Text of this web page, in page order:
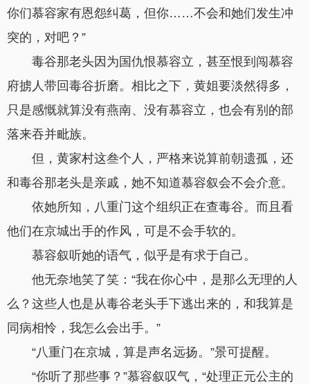
你们慕容家有恩怨纠葛，但你……不会和她们发生冲
突的，对吧？”
毒谷那老头因为国仇恨慕容立，甚至恨到闯慕容
府掳人带回毒谷折磨。相比之下，黄姐要淡然得多，
只是感慨就算没有燕南、没有慕容立，也会有别的部
落来吞并毗族。
但，黄家村这叁个人，严格来说算前朝遗孤，还
和毒谷那老头是亲戚，她不知道慕容叙会不会介意。
依她所知，八重门这个组织正在查毒谷。而且看
他们在京城出手的作风，可是不会手软的。
慕容叙听她的语气，似乎是有求于自己。
他无奈地笑了笑：“我在你心中，是那么无理的人
么？这些人也是从毒谷老头手下逃出来的，和我算是
同病相怜，我怎么会出手。”
“八重门在京城，算是声名远扬。”景可提醒。
“你听了那些事？”慕容叙叹气，“处理正元公主的